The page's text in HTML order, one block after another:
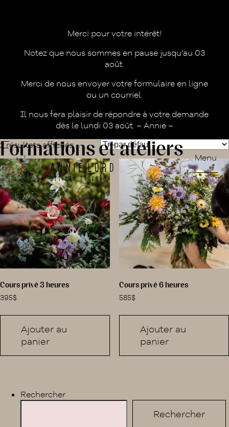
Merci pour votre intérêt!
Notez que nous sommes en pause jusqu’au 03
août.
Merci de nous envoyer votre formulaire en ligne
ou un courriel.
Il nous fera plaisir de répondre à votre demande
dès le lundi 03 août. – Annie –
Menu
Formations et ateliers
2 résultats affichés
Cours privé 3 heures
395$
Ajouter au
panier
Cours privé 6 heures
585$
Ajouter au
panier
Rechercher
Rechercher